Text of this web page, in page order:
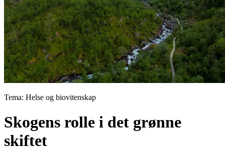
Tema: Helse og biovitenskap
Skogens rolle i det grønne
skiftet